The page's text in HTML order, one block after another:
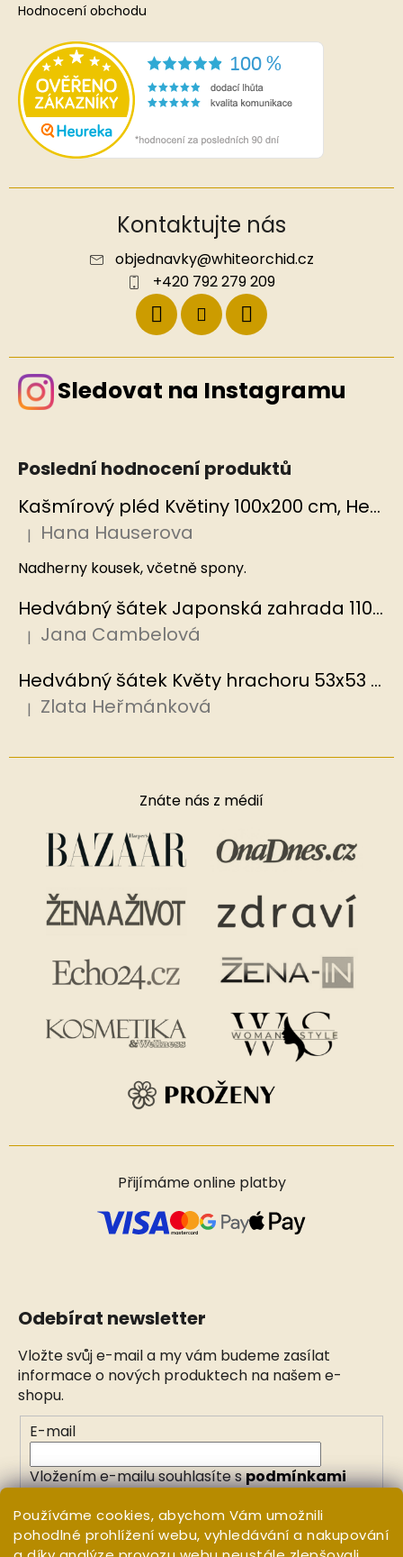
Používáme cookies, abychom Vám umožnili
pohodlné prohlížení webu, vyhledávání a nakupování
Hodnocení obchodu
Kontaktujte nás
objednavky@whiteorchid.cz
+420 792 279 209
Sledovat na Instagramu
Poslední hodnocení produktů
Kašmírový pléd Květiny 100x200 cm, Hedvábný svět
Hodnocení produktu je 5 z 5 hvězdiček.
| Hana Hauserova
Nadherny kousek, včetně spony.
Hedvábný šátek Japonská zahrada 110x110 cm v dárkovém balení, HEDVÁBNÝ SVĚT
Hodnocení produktu je 5 z 5 hvězdiček.
| Jana Cambelová
Hedvábný šátek Květy hrachoru 53x53 cm v dárkovém balení, HEDVÁBNÝ SVĚT
Hodnocení produktu je 5 z 5 hvězdiček.
| Zlata Heřmánková
Znáte nás z médií
Přijímáme online platby
Odebírat newsletter
Vložte svůj e-mail a my vám budeme zasílat
informace o nových produktech na našem e-
shopu.
E-mail
Vložením e-mailu souhlasíte spodmínkami
PŘIHLÁSIT SE